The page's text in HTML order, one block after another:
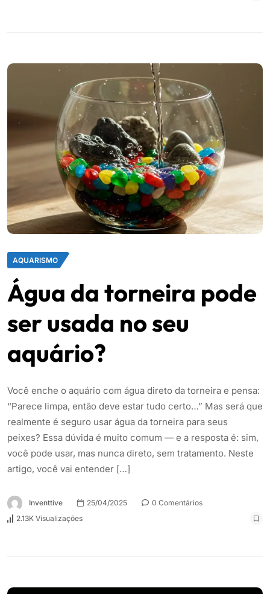
AQUARISMO
Água da torneira pode
ser usada no seu
aquário?
Você enche o aquário com água direto da torneira e pensa:
“Parece limpa, então deve estar tudo certo…” Mas será que
realmente é seguro usar água da torneira para seus
peixes? Essa dúvida é muito comum — e a resposta é: sim,
você pode usar, mas nunca direto, sem tratamento. Neste
artigo, você vai entender […]
Inventtive 25/04/2025
0 Comentários
2.13K Visualizações